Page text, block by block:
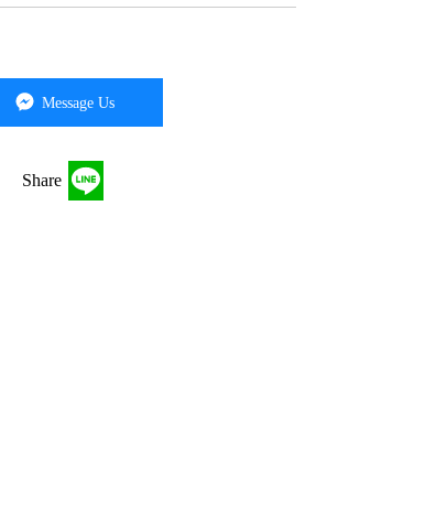
Message Us
Share